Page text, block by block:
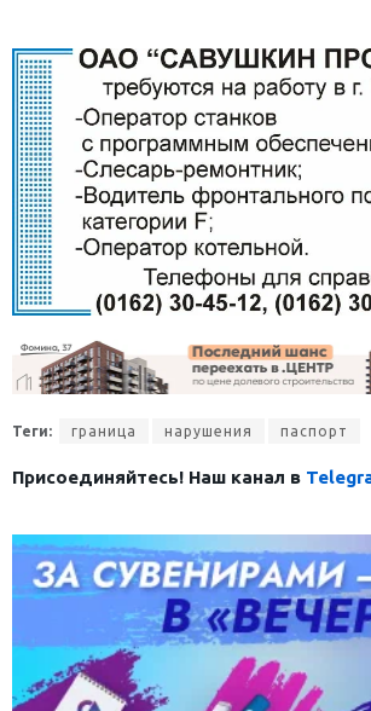
Теги: граница нарушения паспорт
Присоединяйтесь! Наш канал в